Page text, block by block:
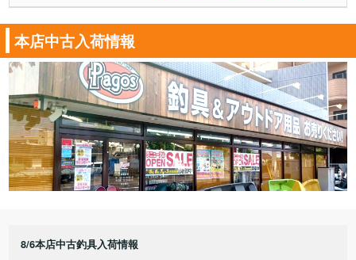
本店中古入荷情報
8/6本店中古釣具入荷情報